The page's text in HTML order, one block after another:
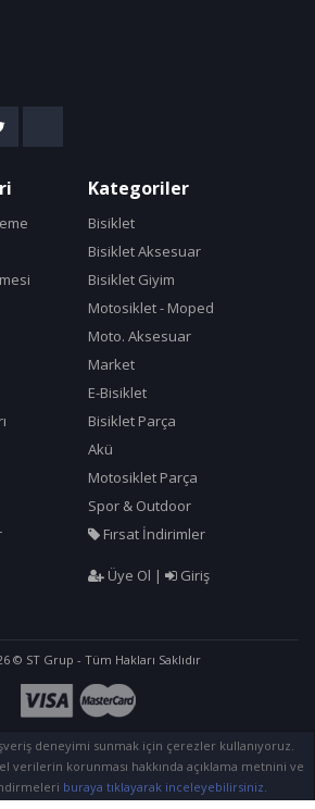
Kategoriler
Bisiklet
Bisiklet Aksesuar
Bisiklet Giyim
Motosiklet - Moped
Moto. Aksesuar
Market
E-Bisiklet
Bisiklet Parça
Akü
Motosiklet Parça
Spor & Outdoor
Fırsat İndirimler
Üye Ol | Giriş
© ST Grup - Tüm Hakları Saklıdır
deneyimi sunmak için çerezler kullanıyoruz.
verilerin korunması hakkında açıklama metnini ve
buraya tıklayarak inceleyebilirsiniz.